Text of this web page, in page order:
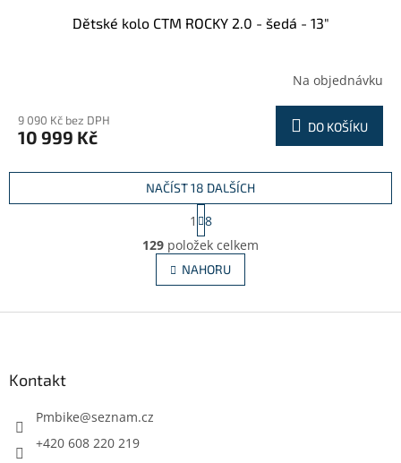
Dětské kolo CTM ROCKY 2.0 - šedá - 13"
Na objednávku
9 090 Kč bez DPH
10 999 Kč DO KOŠÍKU
O
v
l
á
NAČÍST 18 DALŠÍCH
t
r
á
n
k
v
1
8
129 položek celkem
NAHORU
Kontakt
Pmbike@seznam.cz
+420 608 220 219